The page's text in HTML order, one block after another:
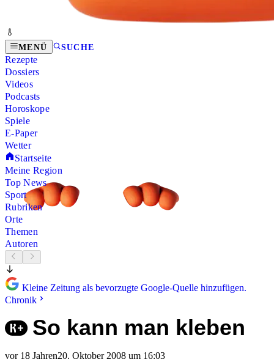
MENÜ SUCHE
Rezepte
Dossiers
Videos
Podcasts
Horoskope
Spiele
E-Paper
Wetter
Startseite
Meine Region
Top News
Sport
Rubriken
Orte
Themen
Autoren
Kleine Zeitung als bevorzugte Google-Quelle hinzufügen.
Chronik
So kann man kleben
vor 18 Jahren20. Oktober 2008 um 16:03